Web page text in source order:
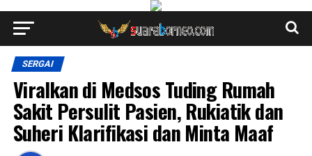
SERGAI
Viralkan di Medsos Tuding Rumah
Sakit Persulit Pasien, Rukiatik dan
Suheri Klarifikasi dan Minta Maaf